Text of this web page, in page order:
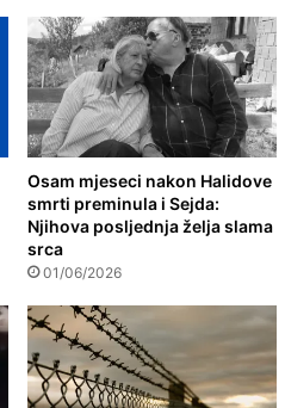
Osam mjeseci nakon Halidove
smrti preminula i Sejda:
Njihova posljednja želja slama
srca
01/06/2026